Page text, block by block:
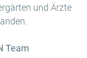
und Ärzte